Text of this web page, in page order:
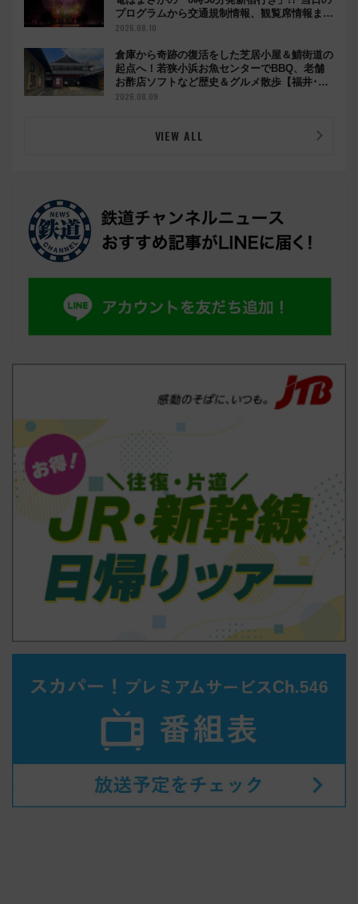
プログラムから交通規制情報、観覧席情報まで
徹底解説
2026.08.10
倉庫から奇跡の復活をした芝居小屋＆鯖街道の
起点へ！若狭小浜お魚センターでBBQ、老舗
お酢店ソフトなど歴史＆グルメ散歩【福井･小
浜観光】
2026.08.09
VIEW ALL